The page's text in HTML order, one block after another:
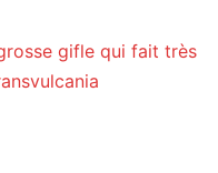
gifle qui fait très